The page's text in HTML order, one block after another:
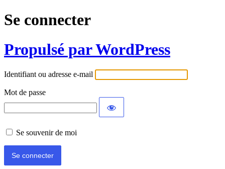
Se connecter
Propulsé par WordPress
Identifiant ou adresse e-mail
Mot de passe
Se souvenir de moi